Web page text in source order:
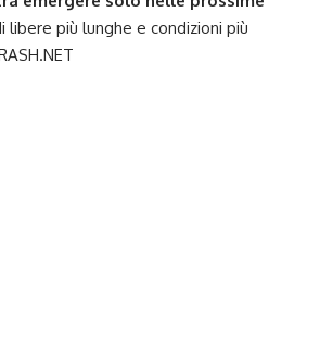
libere più lunghe e condizioni più